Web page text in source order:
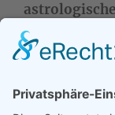
Deutung der
Meine